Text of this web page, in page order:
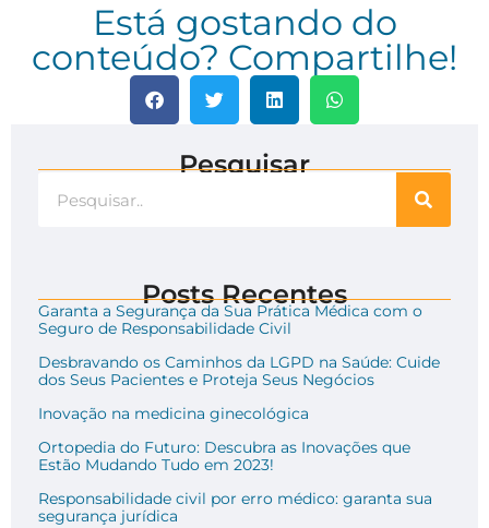
Está gostando do
conteúdo? Compartilhe!
Pesquisar
Posts Recentes
Garanta a Segurança da Sua Prática Médica com o
Seguro de Responsabilidade Civil
Desbravando os Caminhos da LGPD na Saúde: Cuide
dos Seus Pacientes e Proteja Seus Negócios
Inovação na medicina ginecológica
Ortopedia do Futuro: Descubra as Inovações que
Estão Mudando Tudo em 2023!
Responsabilidade civil por erro médico: garanta sua
segurança jurídica